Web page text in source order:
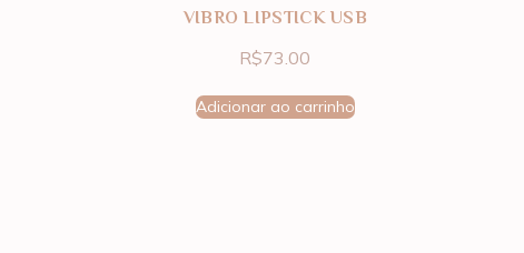
VIBRO LIPSTICK USB
R$73.00
Adicionar ao carrinho